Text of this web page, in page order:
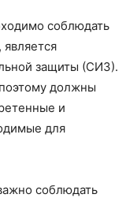
соблюдать
защиты (СИЗ).
должны
и
для
соблюдать